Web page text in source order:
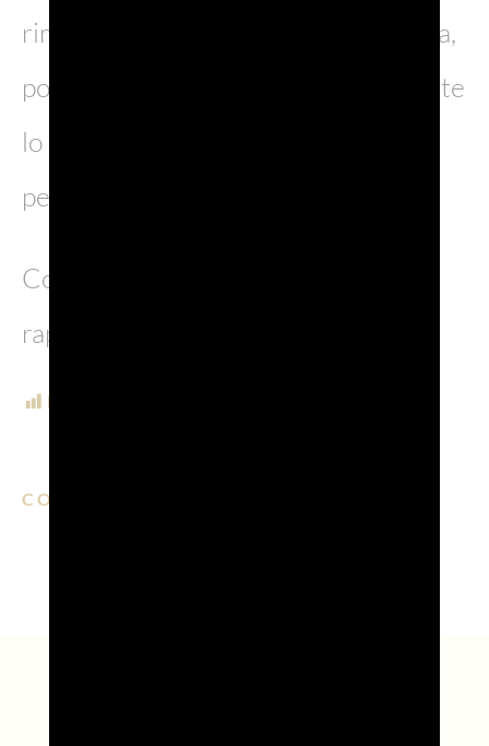
rimaste identiche nell’arredo d’epoca,
poi arrivate in cima alla torre e lasciate
lo sguardo (e le immagini) libere di
perdersi.
Conoscete altri luoghi che vi hanno
rapito il cuore e il “feed”?
POST VIEWS:
CONDIVIDI SU: